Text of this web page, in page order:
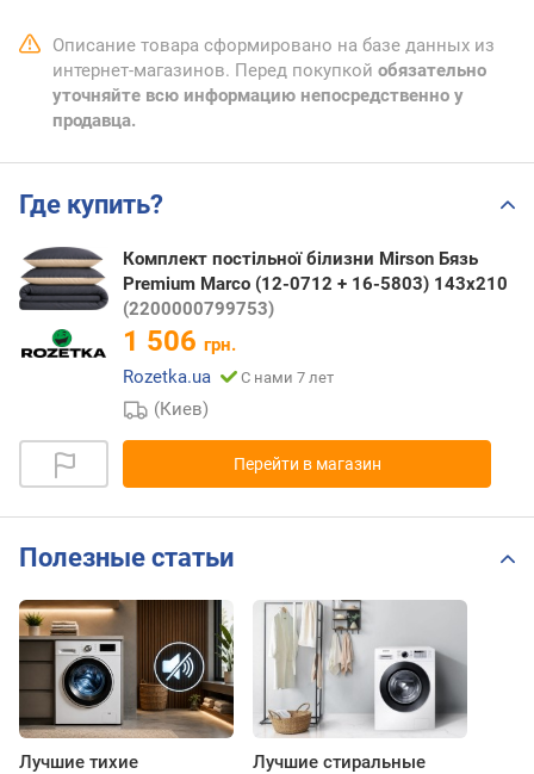
Описание товара сформировано на базе данных из
интернет-магазинов. Перед покупкой обязательно
уточняйте всю информацию непосредственно у
продавца.
Где купить?
Комплект постільної білизни Mirson Бязь
Premium Marco (12-0712 + 16-5803) 143х210
(2200000799753)
1 506 грн.
Rozetka.ua
С нами 7 лет
(Киев)
Перейти в магазин
Полезные статьи
Лучшие тихие
Лучшие стиральные